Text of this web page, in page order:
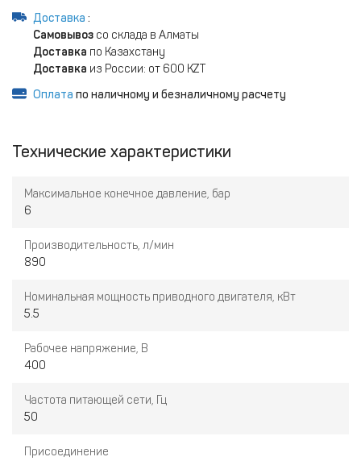
Доставка :
Самовывоз со склада в Алматы
Доставка по Казахстану
Доставка из России: от 600 KZT
Оплата по наличному и безналичному расчету
Технические характеристики
Максимальное конечное давление, бар
6
Производительность, л/мин
890
Номинальная мощность приводного двигателя, кВт
5.5
Рабочее напряжение, В
400
Частота питающей сети, Гц
50
Присоединение